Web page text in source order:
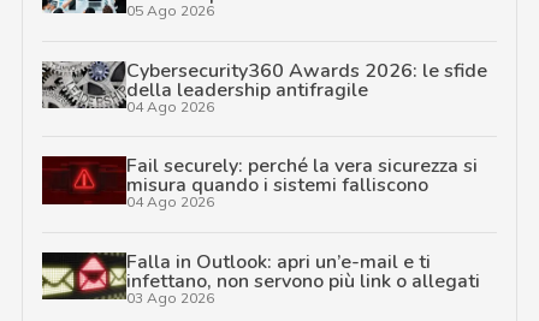
05 Ago 2026
Cybersecurity360 Awards 2026: le sfide
della leadership antifragile
04 Ago 2026
Fail securely: perché la vera sicurezza si
misura quando i sistemi falliscono
04 Ago 2026
Falla in Outlook: apri un’e-mail e ti
infettano, non servono più link o allegati
03 Ago 2026